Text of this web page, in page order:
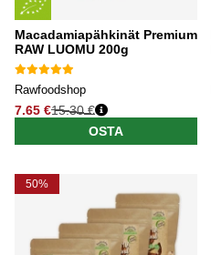
Macadamiapähkinät Premium
RAW LUOMU 200g
Rawfoodshop
7.65 €
Normaali hinta
15.30 €
OSTA
50%